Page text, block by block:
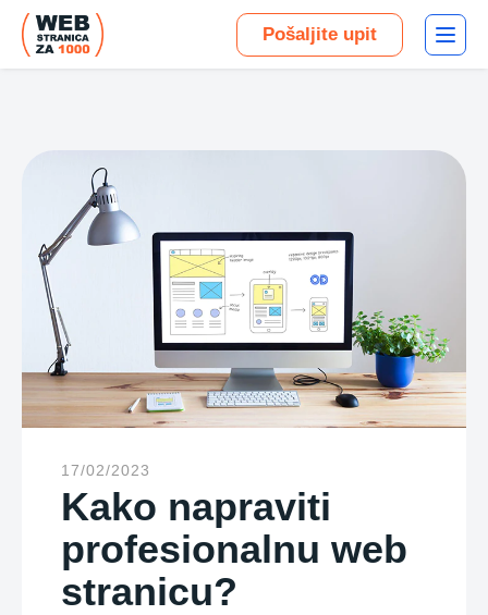
Pošaljite upit
17/02/2023
Kako napraviti
profesionalnu web
stranicu?